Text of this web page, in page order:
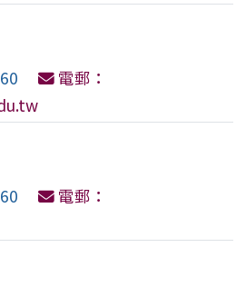
6個月以上尚未接種之民眾」措施，延
止。
年度各班級導師配置名單
稱CIRN）網站遷站並啟用新網址
山國民小學115學年度長期代理教師
公告
山國民小學115學年度長期代理教師
暨第3次招考公告
電郵：
電郵：